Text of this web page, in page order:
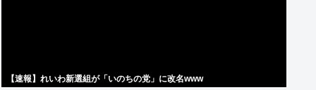
【速報】れいわ新選組が「いのちの党」に改名www